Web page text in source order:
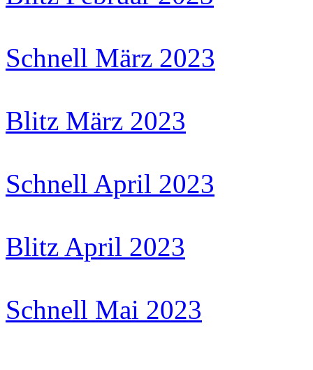
Schnell März 2023
Blitz März 2023
Schnell April 2023
Blitz April 2023
Schnell Mai 2023